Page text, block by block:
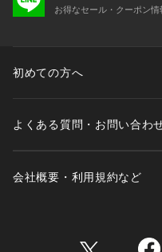
お得なセール・クーポン情
初めての方へ
よくある質問・お問い合わ
会社概要・利用規約など